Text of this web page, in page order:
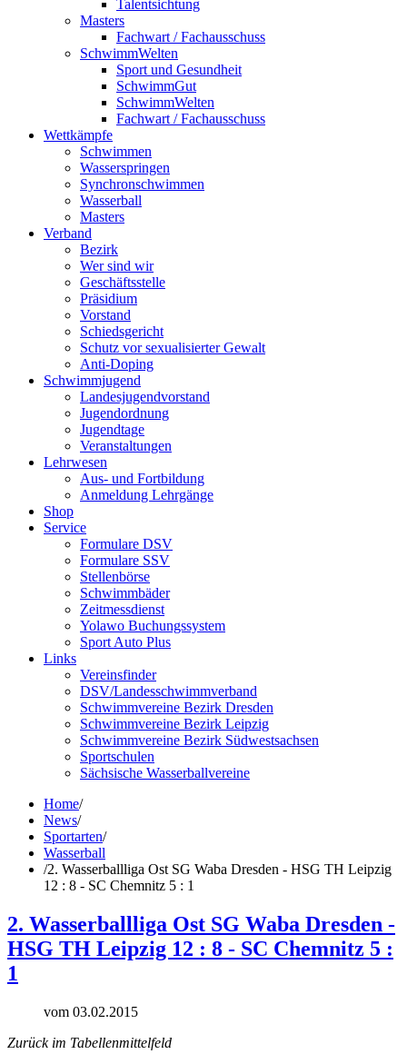
Talentsichtung
Masters
Fachwart / Fachausschuss
SchwimmWelten
Sport und Gesundheit
SchwimmGut
SchwimmWelten
Fachwart / Fachausschuss
Wettkämpfe
Schwimmen
Wasserspringen
Synchronschwimmen
Wasserball
Masters
Verband
Bezirk
Wer sind wir
Geschäftsstelle
Präsidium
Vorstand
Schiedsgericht
Schutz vor sexualisierter Gewalt
Anti-Doping
Schwimmjugend
Landesjugendvorstand
Jugendordnung
Jugendtage
Veranstaltungen
Lehrwesen
Aus- und Fortbildung
Anmeldung Lehrgänge
Shop
Service
Formulare DSV
Formulare SSV
Stellenbörse
Schwimmbäder
Zeitmessdienst
Yolawo Buchungssystem
Sport Auto Plus
Links
Vereinsfinder
DSV/Landesschwimmverband
Schwimmvereine Bezirk Dresden
Schwimmvereine Bezirk Leipzig
Schwimmvereine Bezirk Südwestsachsen
Sportschulen
Sächsische Wasserballvereine
Home/
News/
Sportarten/
Wasserball
/2. Wasserballliga Ost SG Waba Dresden - HSG TH Leipzig
12 : 8 - SC Chemnitz 5 : 1
2. Wasserballliga Ost SG Waba Dresden -
HSG TH Leipzig 12 : 8 - SC Chemnitz 5 :
1
vom 03.02.2015
Zurück im Tabellenmittelfeld